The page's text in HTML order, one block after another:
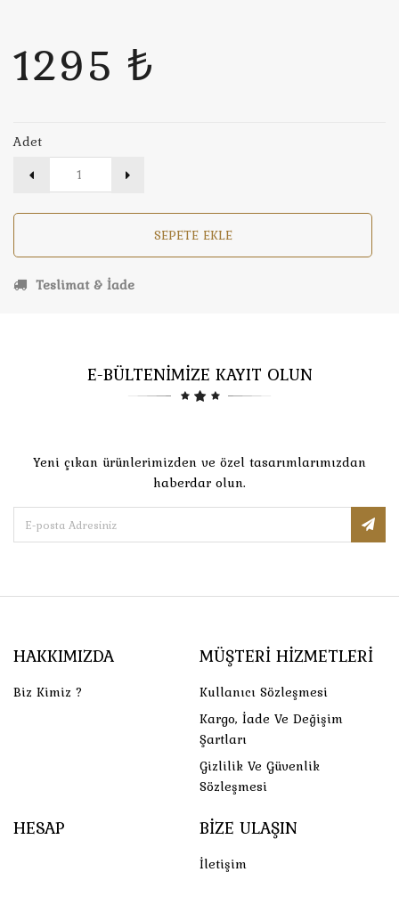
1295 ₺
Adet
SEPETE EKLE
Teslimat & İade
E-BÜLTENİMİZE KAYIT OLUN
Yeni çıkan ürünlerimizden ve özel tasarımlarımızdan
haberdar olun.
HAKKIMIZDA
Biz Kimiz ?
MÜŞTERI HIZMETLERI
Kullanıcı Sözleşmesi
Kargo, İade Ve Değişim
Şartları
Gizlilik Ve Güvenlik
Sözleşmesi
HESAP BIZE ULAŞIN
İletişim